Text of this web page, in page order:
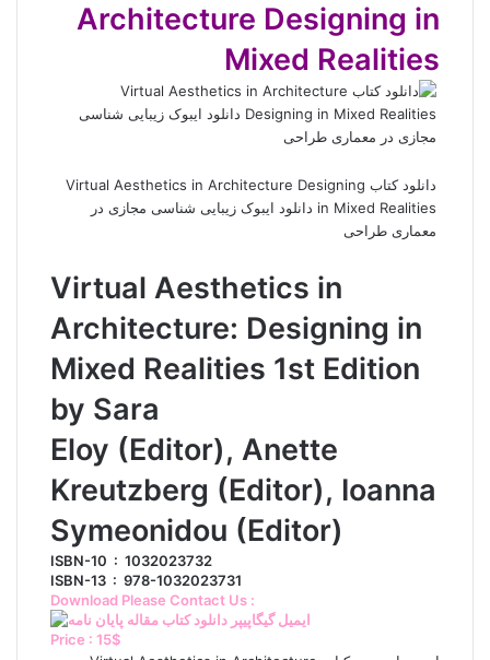
Architecture Designing in
Mixed Realities
دانلود کتاب Virtual Aesthetics in Architecture Designing
in Mixed Realities دانلود ایبوک زیبایی شناسی مجازی در
معماری طراحی
Virtual Aesthetics in
Architecture: Designing in
Mixed Realities 1st Edition
by Sara
Eloy (Editor), Anette
Kreutzberg (Editor), Ioanna
Symeonidou (Editor)
ISBN-10 ‏ : ‎ 1032023732
ISBN-13 ‏ : ‎ 978-1032023731
Download Please Contact Us :
Price : 15$